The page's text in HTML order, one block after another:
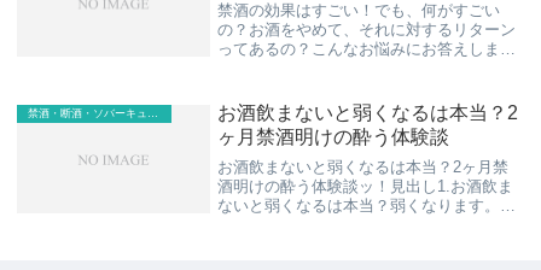
禁酒の効果はすごい！でも、何がすごい
の？お酒をやめて、それに対するリターン
ってあるの？こんなお悩みにお答えしま
す。そして、禁酒したくなると思います。
この記事は、禁酒し...
禁酒・断酒・ソバーキュリアス
お酒飲まないと弱くなるは本当？2
ヶ月禁酒明けの酔う体験談
お酒飲まないと弱くなるは本当？2ヶ月禁
酒明けの酔う体験談ッ！見出し1.お酒飲ま
ないと弱くなるは本当？弱くなります。2.